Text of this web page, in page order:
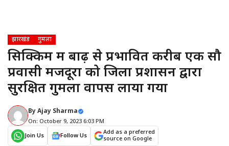
झारखंड गुमला
सिक्किम में बाढ़ से प्रभावित करीब एक सौ
प्रवासी मजदूरों को जिला प्रशासन द्वारा
सुरक्षित गुमला वापस लाया गया
ByAjay Sharma
On: October 9, 2023 6:03 PM
Join Us
Follow Us
Add as a preferred
source on Google